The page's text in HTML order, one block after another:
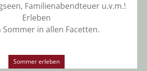
Familienabendteuer u.v.m.!
Erleben
Sommer in allen Facetten.
Sommer erleben